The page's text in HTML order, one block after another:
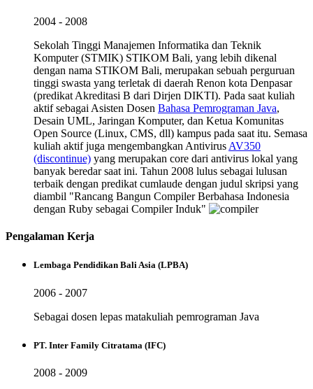
2004 - 2008
Sekolah Tinggi Manajemen Informatika dan Teknik
Komputer (STMIK) STIKOM Bali, yang lebih dikenal
dengan nama STIKOM Bali, merupakan sebuah perguruan
tinggi swasta yang terletak di daerah Renon kota Denpasar
(predikat Akreditasi B dari Dirjen DIKTI). Pada saat kuliah
aktif sebagai Asisten Dosen Bahasa Pemrograman Java,
Desain UML, Jaringan Komputer, dan Ketua Komunitas
Open Source (Linux, CMS, dll) kampus pada saat itu. Semasa
kuliah aktif juga mengembangkan Antivirus AV350
(discontinue) yang merupakan core dari antivirus lokal yang
banyak beredar saat ini. Tahun 2008 lulus sebagai lulusan
terbaik dengan predikat cumlaude dengan judul skripsi yang
diambil "Rancang Bangun Compiler Berbahasa Indonesia
dengan Ruby sebagai Compiler Induk"
Pengalaman Kerja
Lembaga Pendidikan Bali Asia (LPBA)
2006 - 2007
Sebagai dosen lepas matakuliah pemrograman Java
PT. Inter Family Citratama (IFC)
2008 - 2009